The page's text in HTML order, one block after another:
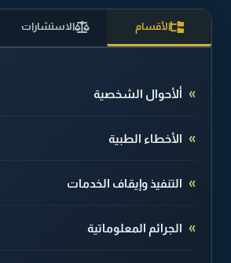
الأقسام الاستشارات
ألأحوال الشخصية
الأخطاء الطبية
التنفيذ وإيقاف الخدمات
الجرائم المعلوماتية